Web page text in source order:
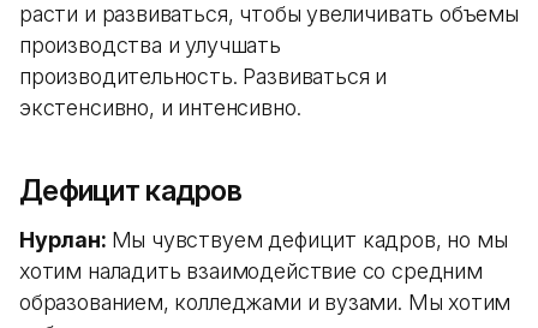
расти и развиваться, чтобы увеличивать объемы
производства и улучшать
производительность. Развиваться и
экстенсивно, и интенсивно.
Дефицит кадров
Нурлан: Мы чувствуем дефицит кадров, но мы
хотим наладить взаимодействие со средним
образованием, колледжами и вузами. Мы хотим